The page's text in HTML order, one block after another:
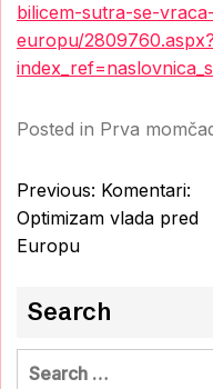
bilicem-sutra-se-
europu/2809760.aspx?
Posted in Prva
Post
navigation
Previous: Komentari:
Optimizam vlada pred
Europu
Search
Search